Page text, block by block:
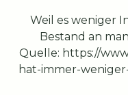
Weil es weniger
Bestand an
Quelle: https://
hat-immer-